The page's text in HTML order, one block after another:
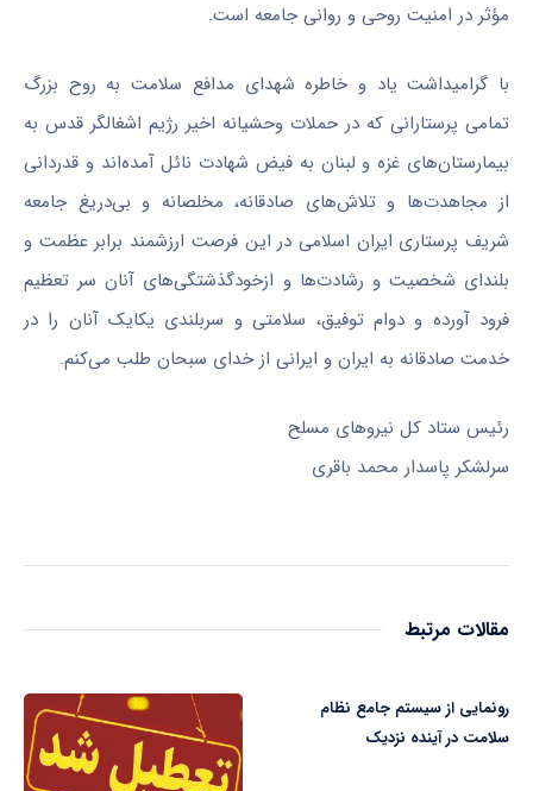
مؤثر در امنیت روحی و روانی جامعه است.
با گرامیداشت یاد و خاطره شهدای مدافع سلامت به روح بزرگ
تمامی پرستارانی که در حملات وحشیانه اخیر رژیم اشغالگر قدس به
بیمارستان‌های غزه و لبنان به فیض شهادت نائل آمده‌اند و قدردانی
از مجاهدت‌ها و تلاش‌های صادقانه، مخلصانه و بی‌دریغ جامعه
شریف پرستاری ایران اسلامی در این فرصت ارزشمند برابر عظمت و
بلندای شخصیت و رشادت‌ها و ازخودگذشتگی‌های آنان سر تعظیم
فرود آورده و دوام توفیق، سلامتی و سربلندی یکایک آنان را در
خدمت صادقانه به ایران و ایرانی از خدای سبحان طلب می‌کنم.
رئیس ستاد کل نیروهای مسلح
سرلشکر پاسدار محمد باقری
مقالات مرتبط
رونمایی از سیستم جامع نظام
سلامت در آینده نزدیک